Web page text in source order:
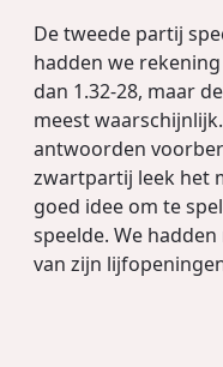
De tweede partij
hadden we
dan 1.32-28, maar
meest
antwoorden
zwartpartij leek het
goed idee om te
speelde. We
van zijn